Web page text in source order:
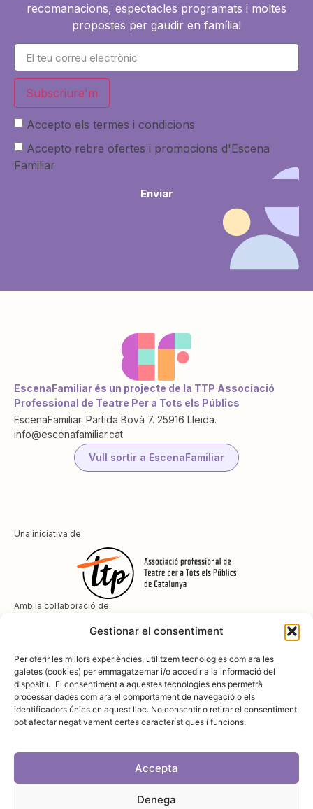
Gestionar el consentiment
Per oferir les millors experiències, utilitzem tecnologies com ara les
galetes (cookies) per emmagatzemar i/o accedir a la informació del
dispositiu. El consentiment a aquestes tecnologies ens permetrà
processar dades com ara el comportament de navegació o els
identificadors únics en aquest lloc. No consentir o retirar el consentiment
pot afectar negativament certes característiques i funcions.
Accepta
Denega
recomanacions, espectacles programats i moltes
propostes per gaudir en família!
Subscriure'm
Accepto els termes i condicions
Accepto rebre ofertes i promocions d'Escena
Familiar
Enviar
EscenaFamiliar és un projecte de la TTP Associació
Professional de Teatre Per a Tots els Públics
EscenaFamiliar. Partida Bovà 7. 25916 Lleida.
info@escenafamiliar.cat
Vull sortir a EscenaFamiliar
Una iniciativa de
Amb la col·laboració de:
Amb el suport de